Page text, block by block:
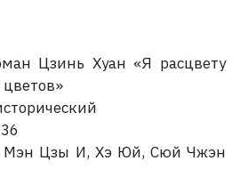
Цзинь Хуан «Я расцвету
36
Мэн Цзы И, Хэ Юй, Сюй Чжэн